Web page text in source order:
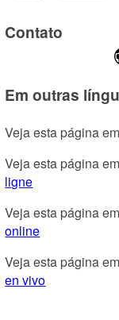
Contato
Em outras
Veja esta página
Veja esta página
ligne
Veja esta página
online
Veja esta página
en vivo